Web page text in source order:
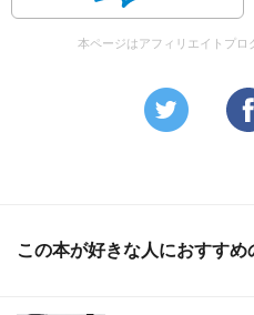
本ページはアフィリエイトプロ
この本が好きな人におすすめ